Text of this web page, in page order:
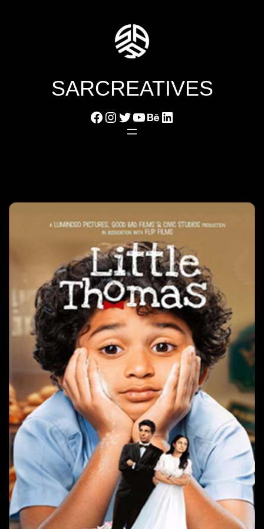
SARCREATIVES
Facebook Instagram Twitter YouTube Behance LinkedIn